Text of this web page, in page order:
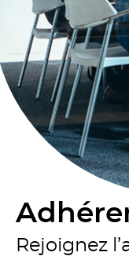
Rejoignez